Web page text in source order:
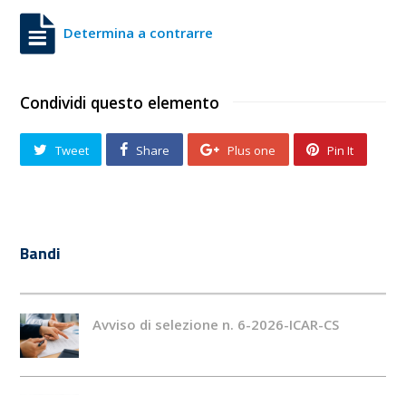
Determina a contrarre
Condividi questo elemento
Tweet Share Plus one Pin It
Bandi
Avviso di selezione n. 6-2026-ICAR-CS